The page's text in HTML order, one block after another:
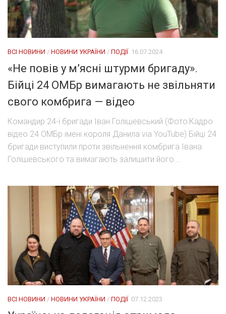
ВСІ НОВИНИ / НОВИНИ УКРАЇНИ / ПОДІЇ 16.07.2024
«Не повів у м’ясні штурми бригаду».
Бійці 24 ОМБр вимагають не звільняти
свого комбрига — відео
Командир 24-ї бригади Іван Голішевський (Фото:Кадро
відео 24 ОМБр імені короля Данила via YouTube) Бійці 24
бригади виступили проти звільнення комбрига Івана
Голішевського та вимагають залишити його...
ВСІ НОВИНИ / НОВИНИ УКРАЇНИ / ПОДІЇ 07.12.2023